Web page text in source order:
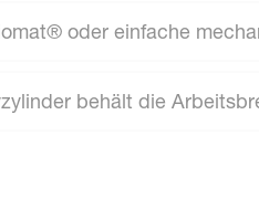
oder einfache
behält die